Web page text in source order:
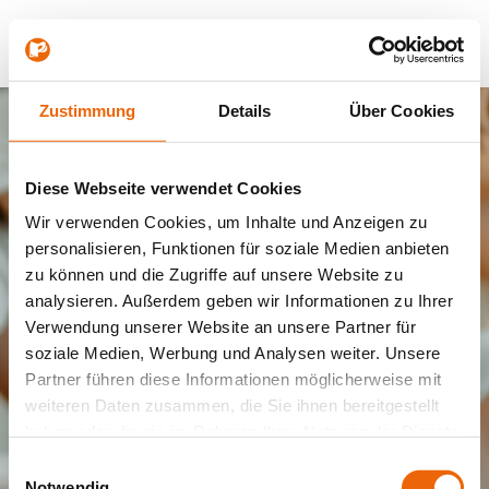
Zustimmung Details Über Cookies
Diese Webseite verwendet Cookies
Wir verwenden Cookies, um Inhalte und Anzeigen zu
personalisieren, Funktionen für soziale Medien anbieten
zu können und die Zugriffe auf unsere Website zu
analysieren. Außerdem geben wir Informationen zu Ihrer
Verwendung unserer Website an unsere Partner für
soziale Medien, Werbung und Analysen weiter. Unsere
Partner führen diese Informationen möglicherweise mit
weiteren Daten zusammen, die Sie ihnen bereitgestellt
Bitte geben Sie Ihre registrierte E-Mail-
Adresse ein, um Ihr Passwort
zurückzusetzen
E-Mail*